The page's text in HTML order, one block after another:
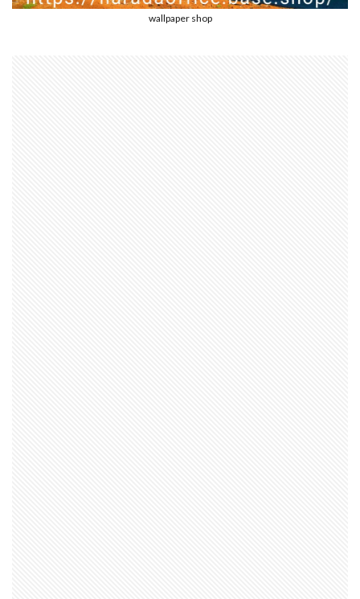
wallpaper shop